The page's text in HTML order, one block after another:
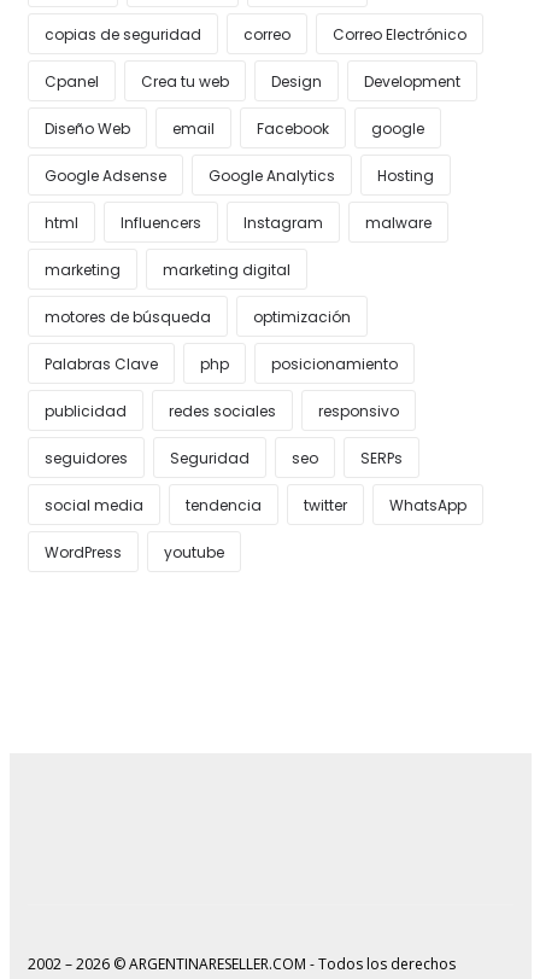
copias de seguridad correo Correo Electrónico
Cpanel Crea tu web Design Development
Diseño Web email Facebook google
Google Adsense Google Analytics Hosting
html Influencers Instagram malware
marketing marketing digital
motores de búsqueda optimización
Palabras Clave php posicionamiento
publicidad redes sociales responsivo
seguidores Seguridad seo SERPs
social media tendencia twitter WhatsApp
WordPress youtube
2002 – 2026 © ARGENTINARESELLER.COM - Todos los derechos